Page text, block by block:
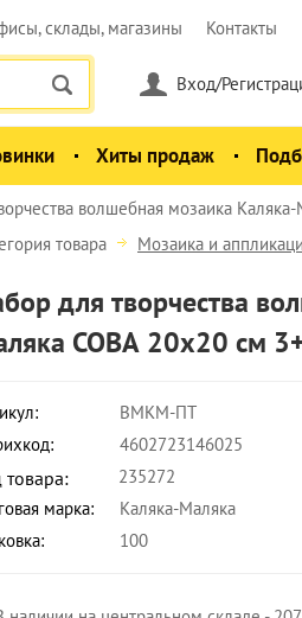
склады, магазины Контакты
Вход/
Хиты продаж
волшебная мозаика
товара Мозаика и
для творчества
СОВА 20х20 см
ВМКМ-ПТ
4602723146025
товара:
235272
марка:
Каляка-Маляка
100